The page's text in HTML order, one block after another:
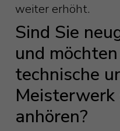
weiter erhöht.
Sind Sie
und
technische
anhören?